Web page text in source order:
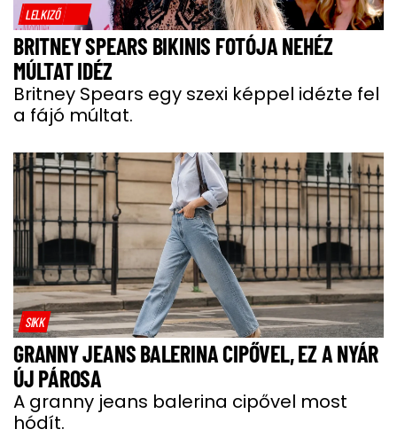
LELKIZŐ
BRITNEY SPEARS BIKINIS FOTÓJA NEHÉZ
MÚLTAT IDÉZ
Britney Spears egy szexi képpel idézte fel
a fájó múltat.
SIKK
GRANNY JEANS BALERINA CIPŐVEL, EZ A NYÁR
ÚJ PÁROSA
A granny jeans balerina cipővel most
hódít.